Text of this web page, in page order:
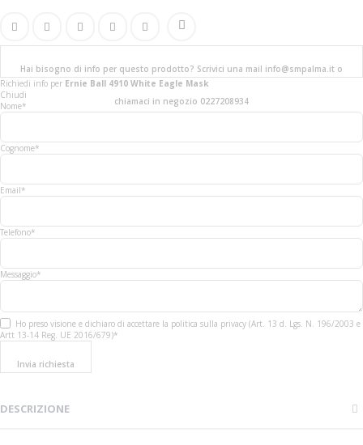
Hai bisogno di info per questo prodotto? Scrivici una mail info@smpalma.it o
chiamaci in negozio 0227208934
Richiedi info per Ernie Ball 4910 White Eagle Mask
Chiudi
Nome*
Cognome*
Email*
Telefono*
Messaggio*
Ho preso visione e dichiaro di accettare la politica sulla privacy (Art. 13 d. Lgs. N. 196/2003 e
Artt 13-14 Reg. UE 2016/679)*
Invia richiesta
DESCRIZIONE